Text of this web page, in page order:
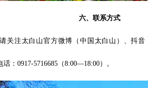
六、联系方式
关注太白山官方微博（中国太白山）、抖
：0917-5716685（8:00—18:00）。